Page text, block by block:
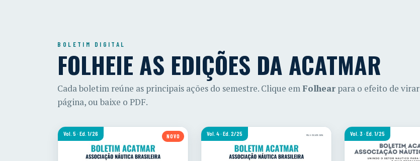
BOLETIM DIGITAL
FOLHEIE AS EDIÇÕES DA ACATMAR
Cada boletim reúne as principais ações do semestre. Clique emFolhear para o efeito de virar
página, ou baixe o PDF.
Vol. 5 · Ed. 1/26 NOVO Vol. 4 · Ed. 2/25 Vol. 3 · Ed. 1/25